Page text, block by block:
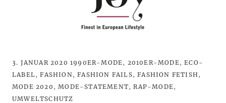
3. JANUAR 2020 1990ER-MODE, 2010ER-MODE,ECO-
LABEL,FASHION,FASHION FAILS,FASHION FETISH,
MODE 2020 ,MODE-STATEMENT,RAP-MODE,
UMWELTSCHUTZ